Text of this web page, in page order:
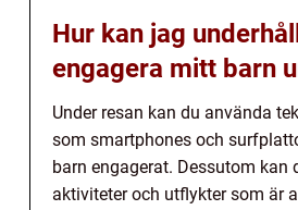
Hur kan jag
engagera mitt barn
Under resan kan du använda
som smartphones och
barn engagerat. Dessutom kan
aktiviteter och utflykter som är